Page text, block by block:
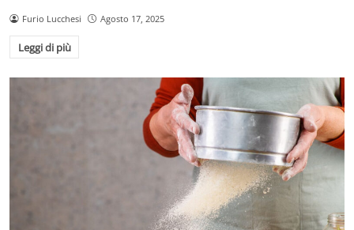
Furio Lucchesi Agosto 17, 2025
Leggi di più